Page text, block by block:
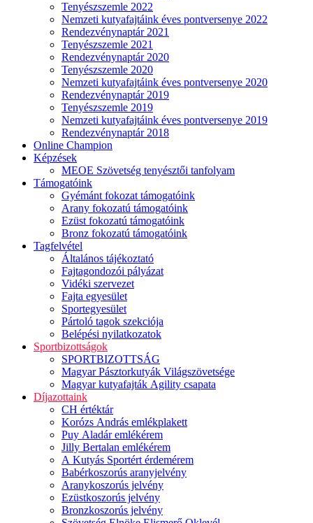
Tenyészszemle 2022
Nemzeti kutyafajtáink éves pontversenye 2022
Rendezvénynaptár 2021
Tenyészszemle 2021
Rendezvénynaptár 2020
Tenyészszemle 2020
Nemzeti kutyafajtáink éves pontversenye 2020
Rendezvénynaptár 2019
Tenyészszemle 2019
Nemzeti kutyafajtáink éves pontversenye 2019
Rendezvénynaptár 2018
Online Champion
Képzések
MEOE Szövetség tenyésztői tanfolyam
Támogatóink
Gyémánt fokozat támogatóink
Arany fokozatú támogatóink
Ezüst fokozatú támogatóink
Bronz fokozatú támogatóink
Tagfelvétel
Általános tájékoztató
Fajtagondozói pályázat
Vidéki szervezet
Fajta egyesület
Sportegyesület
Pártoló tagok szekciója
Belépési nyilatkozatok
Sportbizottságok
SPORTBIZOTTSÁG
Magyar Pásztorkutyák Világszövetsége
Magyar kutyafajták Agility csapata
Díjazottaink
CH értéktár
Korózs András emlékplakett
Puy Aladár emlékérem
Jilly Bertalan emlékérem
A Kutyás Sportért érdemérem
Babérkoszorús aranyjelvény
Aranykoszorús jelvény
Ezüstkoszorús jelvény
Bronzkoszorús jelvény